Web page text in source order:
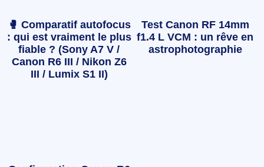
🥊 Comparatif autofocus
: qui est vraiment le plus
fiable ? (Sony A7 V /
Canon R6 III / Nikon Z6
III / Lumix S1 II)
Test Canon RF 14mm
f1.4 L VCM : un rêve en
astrophotographie